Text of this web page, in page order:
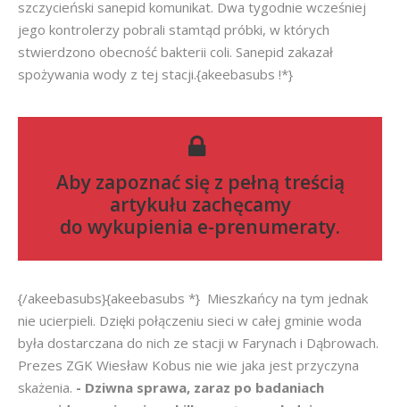
szczycieński sanepid komunikat. Dwa tygodnie wcześniej
jego kontrolerzy pobrali stamtąd próbki, w których
stwierdzono obecność bakterii coli. Sanepid zakazał
spożywania wody z tej stacji.{akeebasubs !*}
Aby zapoznać się z pełną treścią
artykułu zachęcamy
do wykupienia e-prenumeraty.
{/akeebasubs}{akeebasubs *} Mieszkańcy na tym jednak
nie ucierpieli. Dzięki połączeniu sieci w całej gminie woda
była dostarczana do nich ze stacji w Farynach i Dąbrowach.
Prezes ZGK Wiesław Kobus nie wie jaka jest przyczyna
skażenia. - Dziwna sprawa, zaraz po badaniach